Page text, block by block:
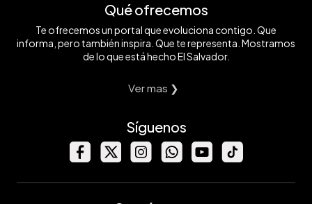
Qué ofrecemos
Te ofrecemos un portal que evoluciona contigo. Que
informa, pero también inspira. Que te representa. Mostramos
de lo que está hecho El Salvador.
Ver mas ❯
Síguenos